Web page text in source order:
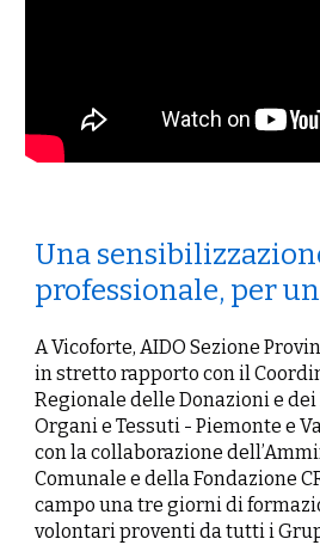
Una
professionale, per
A Vicoforte, AIDO Sezione
in stretto rapporto con il
Regionale delle Donazioni e
Organi e Tessuti - Piemonte e
con la collaborazione
Comunale e della Fondazione
campo una tre giorni di
volontari proventi da tutti i